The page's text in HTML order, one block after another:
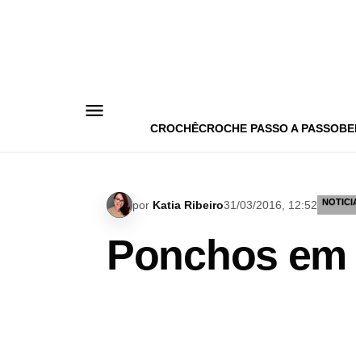
CROCHÊCROCHE PASSO A PASSO
por Katia Ribeiro31/03/2016, 12:52
Ponchos